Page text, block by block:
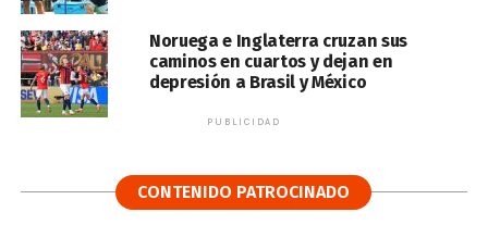
Noruega e Inglaterra cruzan sus
caminos en cuartos y dejan en
depresión a Brasil y México
PUBLICIDAD
CONTENIDO PATROCINADO